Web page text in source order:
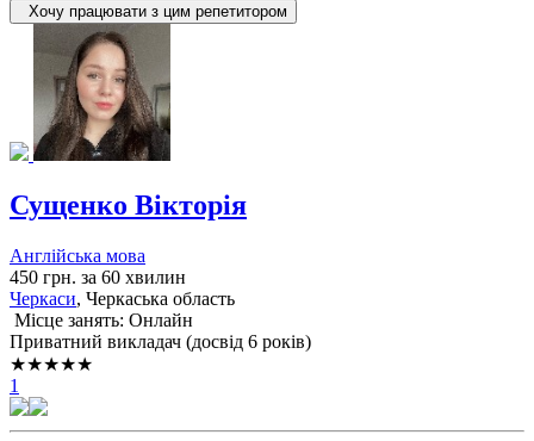
Хочу працювати з цим репетитором
Сущенко Вікторія
Англійська мова
450 грн. за 60 хвилин
Черкаси, Черкаська область
Місце занять: Онлайн
Приватний викладач (досвід 6 років)
★★★★★
1